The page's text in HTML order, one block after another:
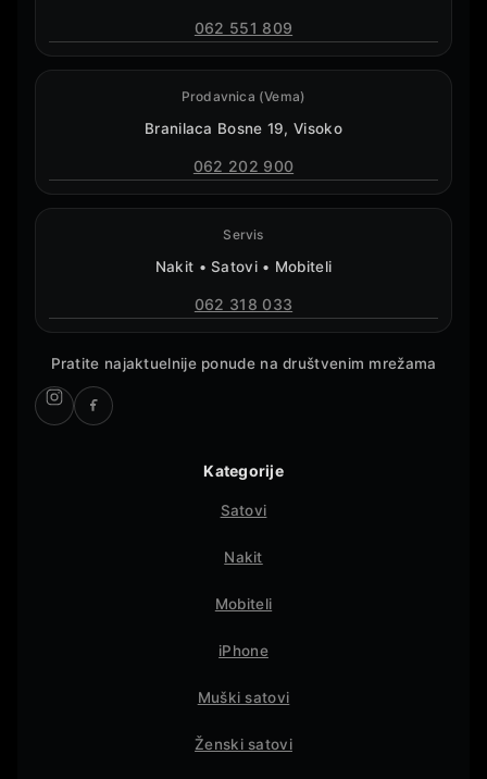
062 551 809
Prodavnica (Vema)
Branilaca Bosne 19, Visoko
062 202 900
Servis
Nakit • Satovi • Mobiteli
062 318 033
Pratite najaktuelnije ponude na društvenim mrežama
Kategorije
Satovi
Nakit
Mobiteli
iPhone
Muški satovi
Ženski satovi